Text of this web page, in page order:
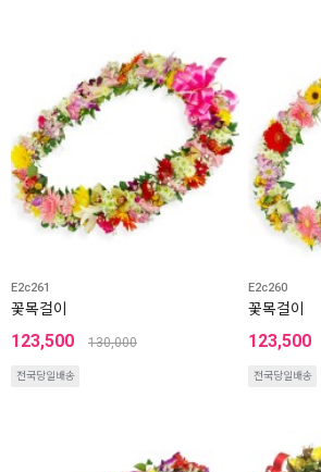
E2c261
꽃목걸이
123,500 130,000
전국당일배송
E2c260
꽃목걸이
123,500
전국당일배송